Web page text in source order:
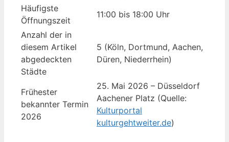
Häufigste
Öffnungszeit
11:00 bis 18:00 Uhr
Anzahl der in
diesem Artikel
abgedeckten
Städte
5 (Köln, Dortmund, Aachen,
Düren, Niederrhein)
Frühester
bekannter Termin
2026
25. Mai 2026 – Düsseldorf
Aachener Platz (Quelle:
Kulturportal
kulturgehtweiter.de)